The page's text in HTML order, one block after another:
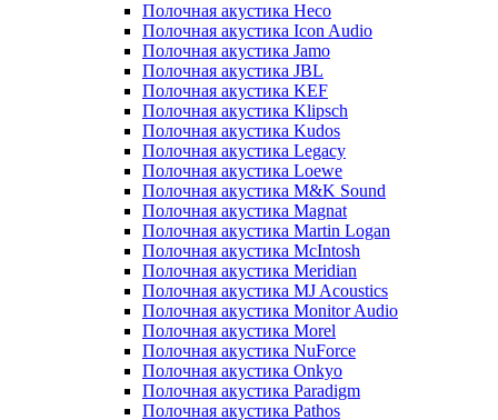
Полочная акустика Heco
Полочная акустика Icon Audio
Полочная акустика Jamo
Полочная акустика JBL
Полочная акустика KEF
Полочная акустика Klipsch
Полочная акустика Kudos
Полочная акустика Legacy
Полочная акустика Loewe
Полочная акустика M&K Sound
Полочная акустика Magnat
Полочная акустика Martin Logan
Полочная акустика McIntosh
Полочная акустика Meridian
Полочная акустика MJ Acoustics
Полочная акустика Monitor Audio
Полочная акустика Morel
Полочная акустика NuForce
Полочная акустика Onkyo
Полочная акустика Paradigm
Полочная акустика Pathos